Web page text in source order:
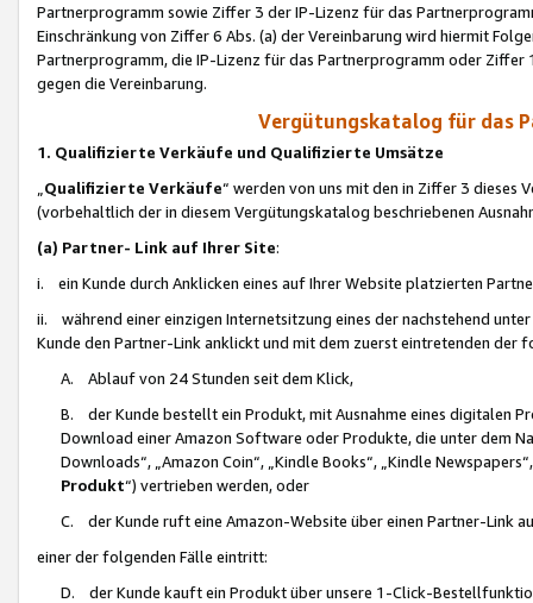
Partnerprogramm sowie Ziffer 3 der IP-Lizenz für das
Einschränkung von Ziffer 6 Abs. (a) der Vereinbarung wird hiermit
Partnerprogramm, die IP-Lizenz für das Partnerprogramm oder
gegen die Vereinbarung.
Vergütungskatalog für das
1. Qualifizierte Verkäufe und Qualifizierte Umsätze
Qualifizierte Verkäufe“ werden von uns mit den in Ziffer 3
(vorbehaltlich der in diesem Vergütungskatalog beschriebenen
(a) Partner- Link auf Ihrer Site:
i. ein Kunde durch Anklicken eines auf Ihrer Website platzierten
ii. während einer einzigen Internetsitzung eines der nachstehend
Kunde den Partner-Link anklickt und mit dem zuerst eintretenden der
A. Ablauf von 24 Stunden seit dem Klick,
B. der Kunde bestellt ein Produkt, mit Ausnahme eines digitalen
Download einer Amazon Software oder Produkte, die unter dem
Downloads“, „Amazon Coin“, „Kindle Books“, „Kindle
Produkt“) vertrieben werden, oder
C. der Kunde ruft eine Amazon-Website über einen Partner-Link
einer der folgenden Fälle eintritt:
D. der Kunde kauft ein Produkt über unsere 1-Click-